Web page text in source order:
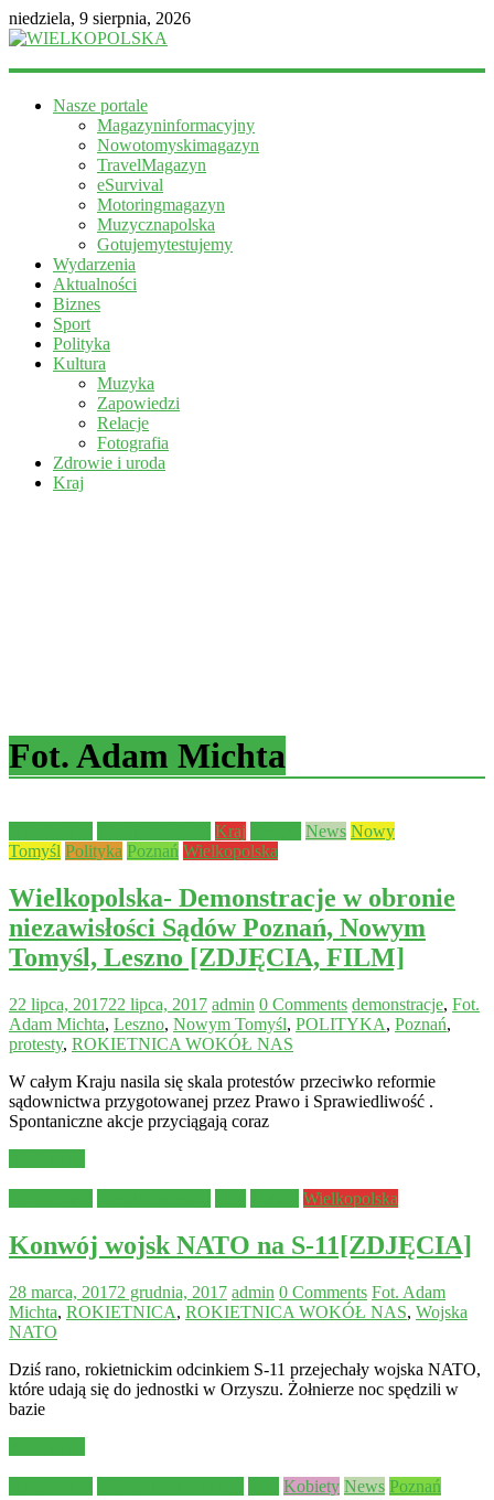
niedziela, 9 sierpnia, 2026
WIELKOPOLSKA
informacyjny
Nasze portale
Magazyninformacyjny
Nowotomyskimagazyn
TravelMagazyn
eSurvival
Motoringmagazyn
Muzycznapolska
Gotujemytestujemy
Wydarzenia
Aktualności
Biznes
Sport
Polityka
Kultura
Muzyka
Zapowiedzi
Relacje
Fotografia
Zdrowie i uroda
Kraj
Fot. Adam Michta
Kraj News Nowy
Tomyśl Polityka Poznań Wielkopolska
Wielkopolska- Demonstracje w obronie
niezawisłości Sądów Poznań, Nowym
Tomyśl, Leszno [ZDJĘCIA, FILM]
22 lipca, 201722 lipca, 2017 admin 0 Comments demonstracje, Fot.
Adam Michta, Leszno, Nowym Tomyśl, POLITYKA, Poznań,
protesty, ROKIETNICA WOKÓŁ NAS
W całym Kraju nasila się skala protestów przeciwko reformie
sądownictwa przygotowanej przez Prawo i Sprawiedliwość .
Spontaniczne akcje przyciągają coraz
Wielkopolska
Konwój wojsk NATO na S-11[ZDJĘCIA]
28 marca, 20172 grudnia, 2017 admin 0 Comments Fot. Adam
Michta, ROKIETNICA, ROKIETNICA WOKÓŁ NAS, Wojska
NATO
Dziś rano, rokietnickim odcinkiem S-11 przejechały wojska NATO,
które udają się do jednostki w Orzyszu. Żołnierze noc spędzili w
bazie
Kobiety News Poznań